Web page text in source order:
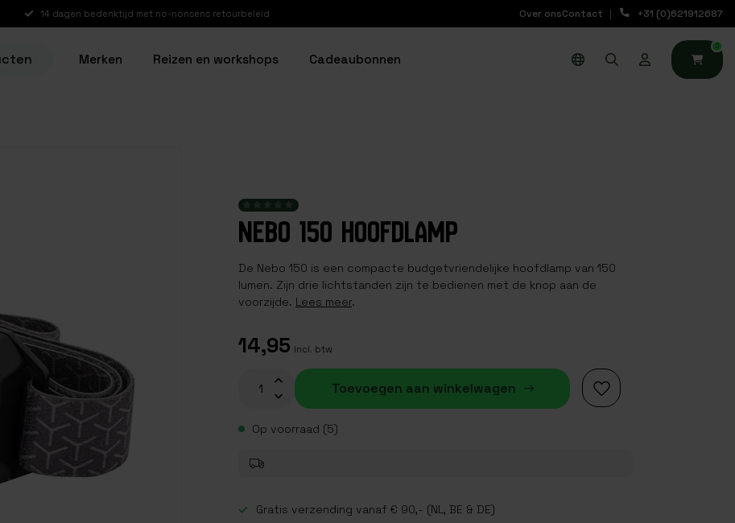
14 dagen bedenktijd met no-nonsens retourbeleid Over onsContact +31 (0)621912687
Merken Reizen en workshops Cadeaubonnen
0
NEBO 150 HOOFDLAMP
De Nebo 150 is een compacte budgetvriendelijke hoofdlamp van 150
lumen. Zijn drie lichtstanden zijn te bedienen met de knop aan de
voorzijde. Lees meer.
14,95 Incl. btw
Toevoegen aan winkelwagen
Op voorraad (5)
Gratis verzending vanaf € 90,- (NL, BE & DE)